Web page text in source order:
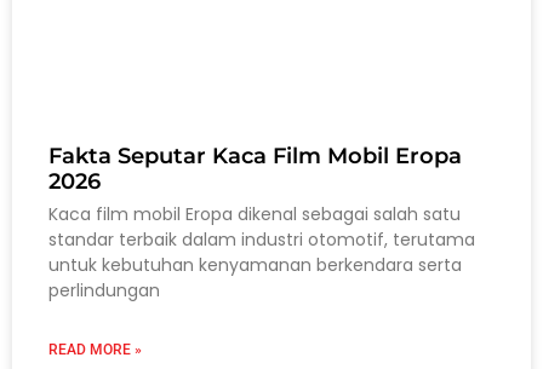
Fakta Seputar Kaca Film Mobil Eropa
2026
Kaca film mobil Eropa dikenal sebagai salah satu
standar terbaik dalam industri otomotif, terutama
untuk kebutuhan kenyamanan berkendara serta
perlindungan
READ MORE »